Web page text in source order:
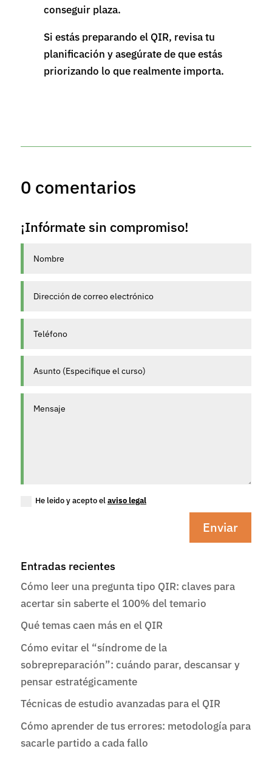
conseguir plaza.
Si estás preparando el QIR, revisa tu
planificación y asegúrate de que estás
priorizando lo que realmente importa.
0 comentarios
¡Infórmate sin compromiso!
He leido y acepto elaviso legal
Enviar
Entradas recientes
Cómo leer una pregunta tipo QIR: claves para
acertar sin saberte el 100% del temario
Qué temas caen más en el QIR
Cómo evitar el “síndrome de la
sobrepreparación”: cuándo parar, descansar y
pensar estratégicamente
Técnicas de estudio avanzadas para el QIR
Cómo aprender de tus errores: metodología para
sacarle partido a cada fallo